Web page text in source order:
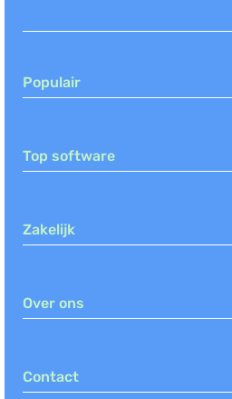
Populair
Top software
Zakelijk
Over ons
Contact